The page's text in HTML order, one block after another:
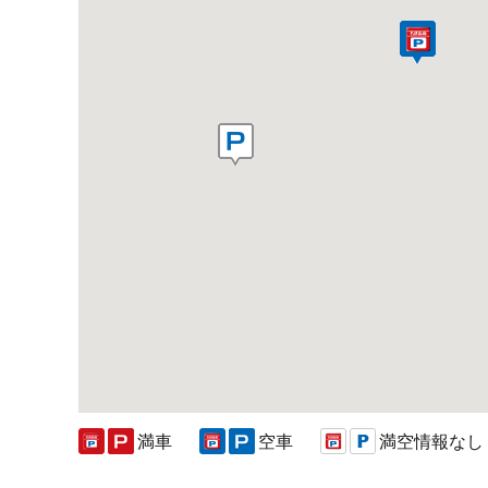
満車 空車 満空情報なし